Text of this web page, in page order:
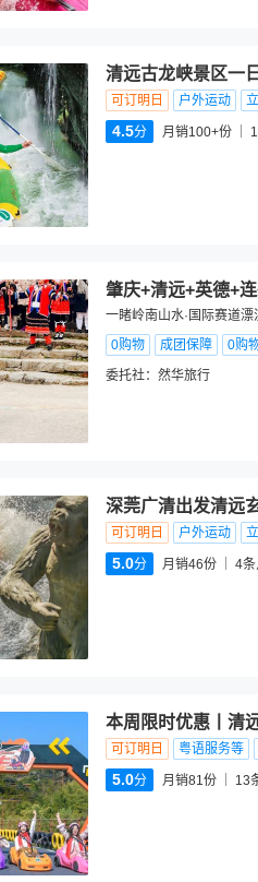
清远古龙峡景区一
可订明日 户外运动
4.5分 月销100+份
肇庆+清远+英德+
一睹岭南山水·国际赛道
0购物
成团保障
0购
委托社： 然华旅行
深莞广清出发清远
可订明日 户外运动
5.0分 月销46份 4
本周限时优惠丨清
可订明日 粤语服务等
5.0分 月销81份 13